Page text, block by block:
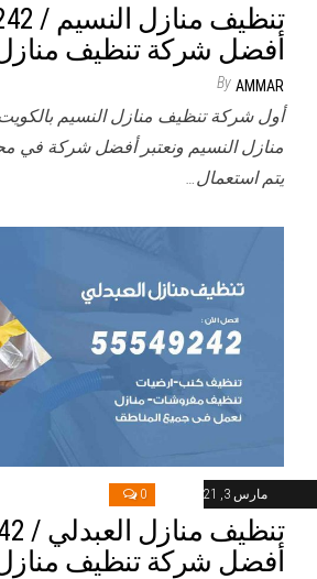
أفضل شركة تنظيف
By AMMAR
أول شركة تنظيف منازل النسيم
منازل النسيم ونعتبر أفضل شركة في
يتم استعمال…
مارس 3, 2021 0
أفضل شركة تنظيف